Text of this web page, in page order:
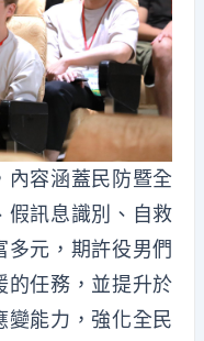
內容涵蓋民防暨全
假訊息識別、自救
多元，期許役男們
的任務，並提升於
變能力，強化全民